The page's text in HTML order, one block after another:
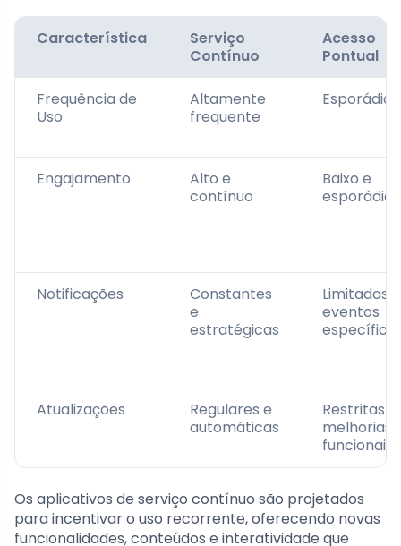
Característica
Serviço
Contínuo
Acesso
Pontual
Frequência de
Uso
Altamente
frequente
Esporádica
Engajamento
Alto e
contínuo
Baixo e
esporádico
Notificações
Constantes
e
estratégicas
Limitadas a
eventos
Atualizações
Regulares e
automáticas
Restritas a
melhorias
funcionais
Os aplicativos de serviço contínuo são projetados
para incentivar o uso recorrente, oferecendo novas
funcionalidades, conteúdos e interatividade que